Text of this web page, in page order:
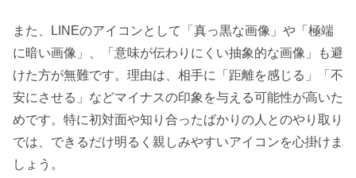
また、LINEのアイコンとして「真っ黒な画像」や「極端
に暗い画像」、「意味が伝わりにくい抽象的な画像」も避
けた方が無難です。理由は、相手に「距離を感じる」「不
安にさせる」などマイナスの印象を与える可能性が高いた
めです。特に初対面や知り合ったばかりの人とのやり取り
では、できるだけ明るく親しみやすいアイコンを心掛けま
しょう。